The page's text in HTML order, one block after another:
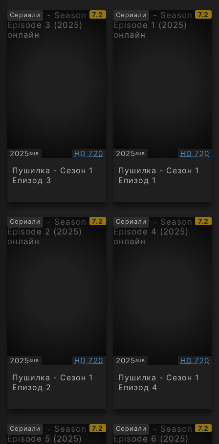
Сериали
IMDb
рейтинг:
7.2
2025SUB
Субтитри Качество:
HD 720
Пушилка - Сезон 1
Епизод 3
Сериали
IMDb
7.2
2025SUB
Субтитри HD 720
Пушилка - Сезон 1
Епизод 1
Сериали
IMDb
рейтинг:
7.2
2025SUB
Субтитри Качество:
HD 720
Пушилка - Сезон 1
Епизод 2
Сериали
IMDb
7.2
2025SUB
Субтитри HD 720
Пушилка - Сезон 1
Епизод 4
Сериали
IMDb
рейтинг:
7.2 Сериали
IMDb
7.2